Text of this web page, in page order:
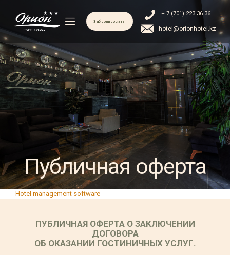
Забронировать
+ 7 (701) 223 36 36
hotel@orionhotel.kz
Публичная оферта
Hotel management software
ПУБЛИЧНАЯ ОФЕРТА О ЗАКЛЮЧЕНИИ
ДОГОВОРА
ОБ ОКАЗАНИИ ГОСТИНИЧНЫХ УСЛУГ.